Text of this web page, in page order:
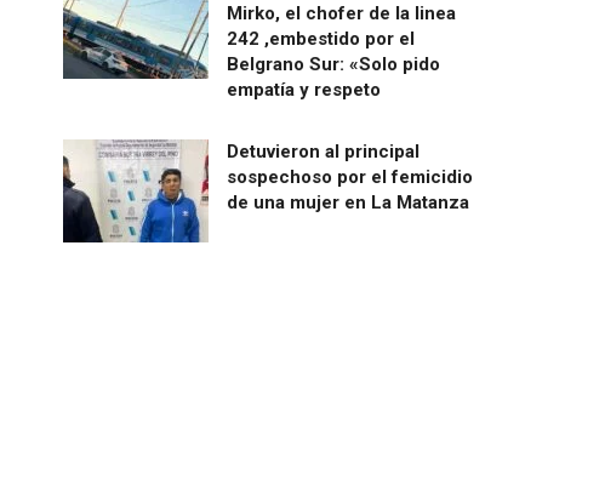
Mirko, el chofer de la linea
242 ,embestido por el
Belgrano Sur: «Solo pido
empatía y respeto
Detuvieron al principal
sospechoso por el femicidio
de una mujer en La Matanza